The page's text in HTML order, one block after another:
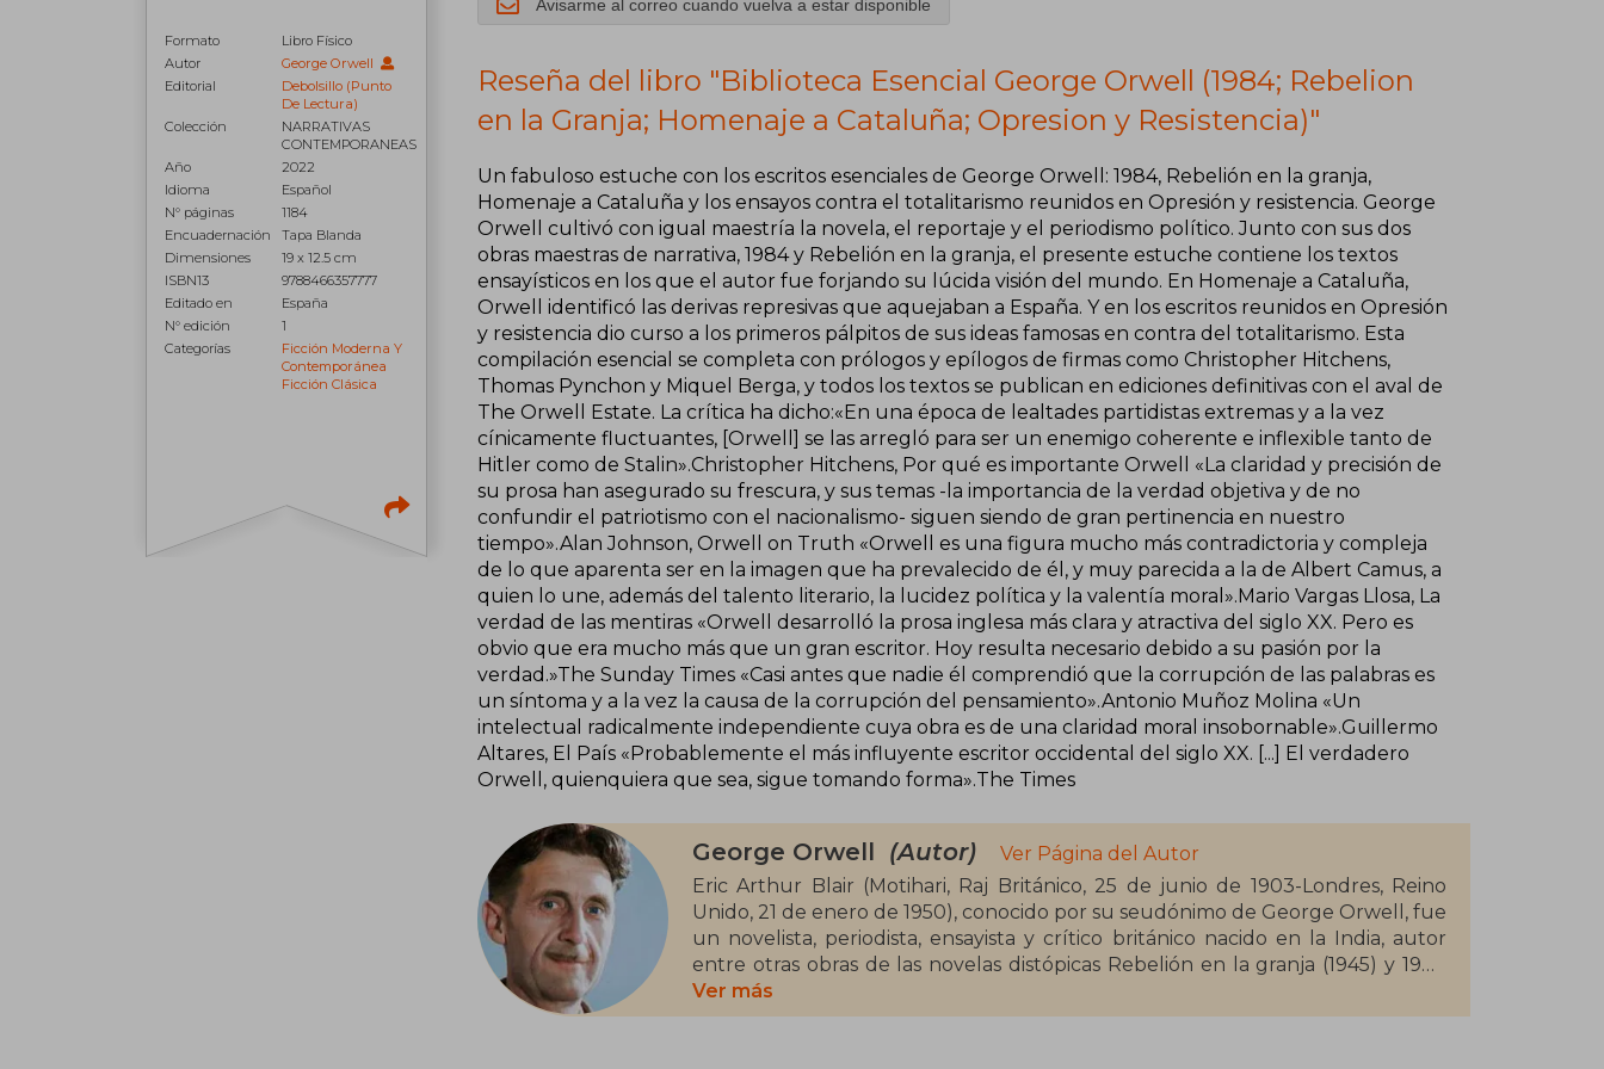
Formato
Libro Físico
Autor
George Orwell
Editorial
Debolsillo (Punto
De Lectura)
Colección
NARRATIVAS
CONTEMPORANEAS
Año
2022
Idioma
Español
N° páginas
1184
Encuadernación
Tapa Blanda
Dimensiones
19 x 12.5 cm
ISBN13
9788466357777
Editado en
España
N° edición
1
Categorías
Ficción Moderna Y
Contemporánea
Ficción Clásica
Avisarme al correo cuando vuelva a estar disponible
Reseña del libro "Biblioteca Esencial George Orwell (1984; Rebelion
en la Granja; Homenaje a Cataluña; Opresion y Resistencia)"
Un fabuloso estuche con los escritos esenciales de George Orwell: 1984, Rebelión en la granja,
Homenaje a Cataluña y los ensayos contra el totalitarismo reunidos en Opresión y resistencia. George
Orwell cultivó con igual maestría la novela, el reportaje y el periodismo político. Junto con sus dos
obras maestras de narrativa, 1984 y Rebelión en la granja, el presente estuche contiene los textos
ensayísticos en los que el autor fue forjando su lúcida visión del mundo. En Homenaje a Cataluña,
Orwell identificó las derivas represivas que aquejaban a España. Y en los escritos reunidos en Opresión
y resistencia dio curso a los primeros pálpitos de sus ideas famosas en contra del totalitarismo. Esta
compilación esencial se completa con prólogos y epílogos de firmas como Christopher Hitchens,
Thomas Pynchon y Miquel Berga, y todos los textos se publican en ediciones definitivas con el aval de
The Orwell Estate. La crítica ha dicho:«En una época de lealtades partidistas extremas y a la vez
cínicamente fluctuantes, [Orwell] se las arregló para ser un enemigo coherente e inflexible tanto de
Hitler como de Stalin».Christopher Hitchens, Por qué es importante Orwell «La claridad y precisión de
su prosa han asegurado su frescura, y sus temas -la importancia de la verdad objetiva y de no
confundir el patriotismo con el nacionalismo- siguen siendo de gran pertinencia en nuestro
tiempo».Alan Johnson, Orwell on Truth «Orwell es una figura mucho más contradictoria y compleja
de lo que aparenta ser en la imagen que ha prevalecido de él, y muy parecida a la de Albert Camus, a
quien lo une, además del talento literario, la lucidez política y la valentía moral».Mario Vargas Llosa, La
verdad de las mentiras «Orwell desarrolló la prosa inglesa más clara y atractiva del siglo XX. Pero es
obvio que era mucho más que un gran escritor. Hoy resulta necesario debido a su pasión por la
verdad.»The Sunday Times «Casi antes que nadie él comprendió que la corrupción de las palabras es
un síntoma y a la vez la causa de la corrupción del pensamiento».Antonio Muñoz Molina «Un
intelectual radicalmente independiente cuya obra es de una claridad moral insobornable».Guillermo
Altares, El País «Probablemente el más influyente escritor occidental del siglo XX. [...] El verdadero
Orwell, quienquiera que sea, sigue tomando forma».The Times
George Orwell (Autor)
Ver Página del Autor
Eric Arthur Blair (Motihari, Raj Británico, 25 de junio de 1903-Londres, Reino
Unido, 21 de enero de 1950), conocido por su seudónimo de George Orwell, fue
un novelista, periodista, ensayista y crítico británico nacido en la India, autor
entre otras obras de las novelas distópicas Rebelión en la granja (1945) y 1984
(1949).
Ver más